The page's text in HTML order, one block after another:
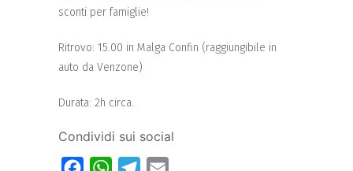
sconti per famiglie!
Ritrovo: 15.00 in Malga Confin (raggiungibile in
auto da Venzone)
Durata: 2h circa.
Condividi sui social
FacebookWhatsAppTelegram